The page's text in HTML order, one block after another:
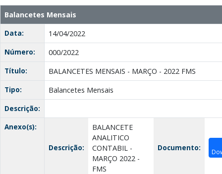
Balancetes Mensais
Data:
14/04/2022
Número:
000/2022
Título:
BALANCETES MENSAIS - MARÇO - 2022 FMS
Tipo:
Balancetes Mensais
Descrição:
Anexo(s):
Descrição:
BALANCETE
ANALITICO
CONTABIL -
MARÇO 2022 -
FMS
Documento: